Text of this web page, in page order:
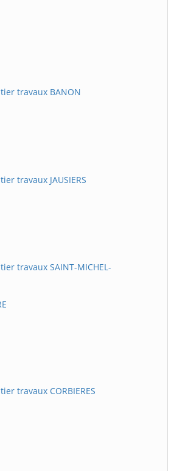
travaux BANON
travaux JAUSIERS
travaux SAINT-MICHEL-
travaux CORBIERES